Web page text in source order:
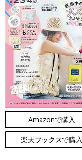
Amazonで購入
楽天ブックスで購入